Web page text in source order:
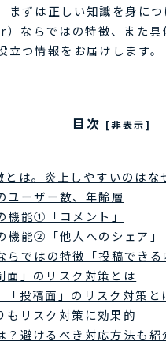
まずは正しい知識を身に
ならではの特徴、また具
つ情報をお届けします。
目次 [非表示]
は。炎上しやすいのはな
ーザー数、年齢層
能①「コメント」
能②「他人へのシェア」
ではの特徴「投稿できる
面」のリスク対策とは
「投稿面」のリスク対策と
もリスク対策に効果的
？避けるべき対応方法も紹